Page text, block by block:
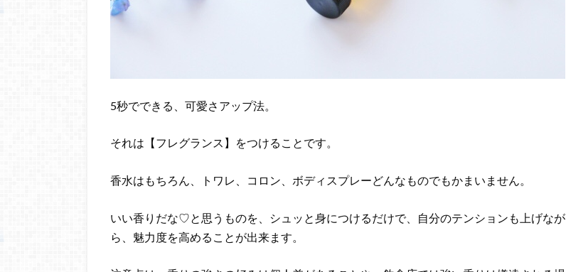
5秒でできる、可愛さアップ法。
それは【フレグランス】をつけることです。
香水はもちろん、トワレ、コロン、ボディスプレーどんなものでもかまいません。
いい香りだな♡と思うものを、シュッと身につけるだけで、自分のテンションも上げなが
ら、魅力度を高めることが出来ます。